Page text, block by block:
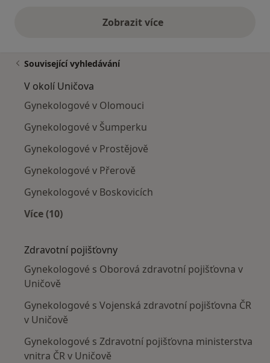
Zobrazit vícevýše uvedené názory
Související vyhledávání
V okolí Uničova
Gynekologové v Olomouci
Gynekologové v Šumperku
Gynekologové v Prostějově
Gynekologové v Přerově
Gynekologové v Boskovicích
Více (10)
Zdravotní pojišťovny
Gynekologové s Oborová zdravotní pojišťovna v
Uničově
Gynekologové s Vojenská zdravotní pojišťovna ČR
v Uničově
Gynekologové s Zdravotní pojišťovna ministerstva
vnitra ČR v Uničově